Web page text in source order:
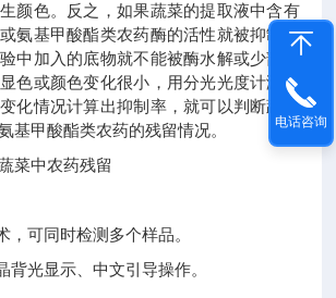
颜色。反之，如果蔬菜的提取液中含有
氨基甲酸酯类农药酶的活性就被抑制或
中加入的底物就不能被酶水解或少部分
色或颜色变化很小，用分光光度计测定
化情况计算出抑制率，就可以判断蔬菜
基甲酸酯类农药的残留情况。
菜中农药残留
，可同时检测多个样品。
背光显示、中文引导操作。
电话咨询